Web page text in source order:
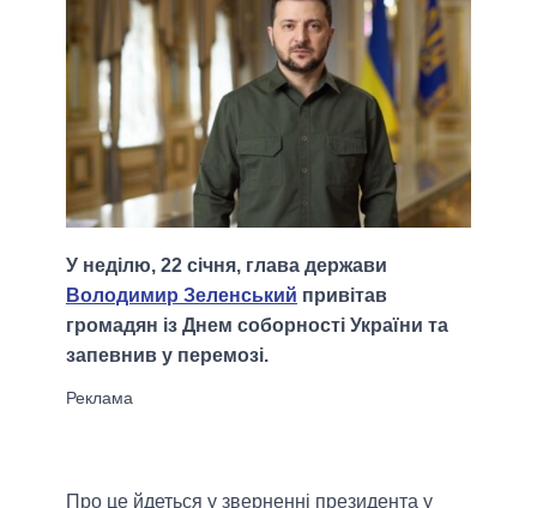
У неділю, 22 січня, глава держави
Володимир Зеленський привітав
громадян із Днем соборності України та
запевнив у перемозі.
Про це йдеться у зверненні президента у